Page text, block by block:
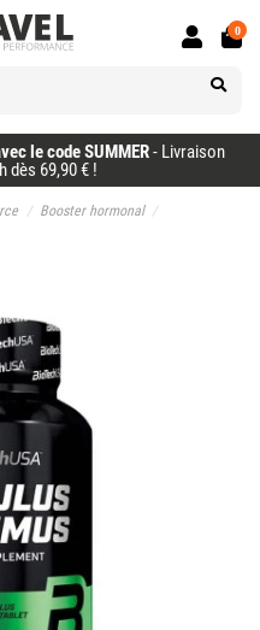
le code SUMMER- Livraison
dès 69,90 € !
0
Booster hormonal